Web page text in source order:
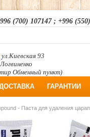
ул.Киевская 93
Обменный пункт)
(700) 107147 ; +996
ГАРАНТИИ
- Паста для удаления